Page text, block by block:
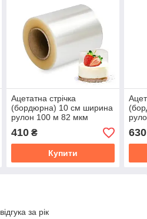
Ацетатна стрічка
(бордюрна) 10 см ширина
рулон 100 м 82 мкм
410₴
Купити
630
за рік